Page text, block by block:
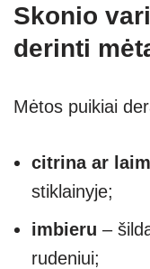
Skonio
derinti
Mėtos puikiai
citrina ar
stiklainyje;
imbieru –
rudeniui;